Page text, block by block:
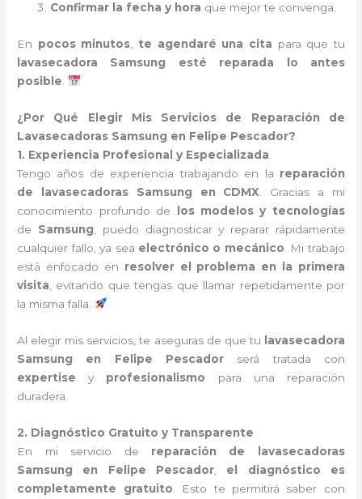
Confirmar la fecha y hora que mejor te convenga.
En pocos minutos te agendaré una cita para que tu
lavasecadora Samsung esté reparada lo antes
posible
¿Por Qué Elegir Mis Servicios de Reparación de
Lavasecadoras Samsung en Felipe Pescador?
1. Experiencia Profesional y Especializada
Tengo años de experiencia trabajando en la reparación
de lavasecadoras Samsung en CDMX . Gracias a mi
conocimiento profundo de
los modelos y tecnologías
de Samsung , puedo diagnosticar y reparar rápidamente
cualquier fallo, ya sea electrónico o mecánico . Mi trabajo
está enfocado en resolver el problema en la primera
visita , evitando que tengas que llamar repetidamente por
la misma falla.
Al elegir mis servicios, te aseguras de que tu
lavasecadora
Samsung en Felipe Pescador será tratada con
expertise y profesionalismo para una reparación
duradera.
2. Diagnóstico Gratuito y Transparente
En mi servicio de reparación de lavasecadoras
Samsung en Felipe Pescador
el diagnóstico es
completamente gratuito . Esto te permitirá saber con